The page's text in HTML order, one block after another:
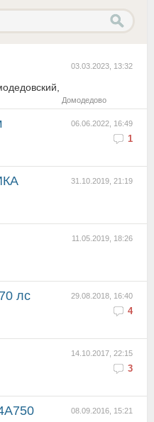
03.03.2023, 13:32
Домодедово
06.06.2022, 16:49
1
31.10.2019, 21:19
11.05.2019, 18:26
29.08.2018, 16:40
4
лс
14.10.2017, 22:15
3
08.09.2016, 15:21